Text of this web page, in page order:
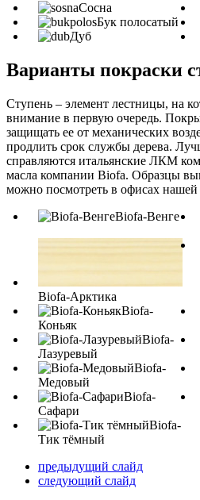
Сосна
Бук полосатый
Дуб
Варианты покраски
Ступень – элемент лестницы, на
внимание в первую очередь.
защищать ее от механических
продлить срок службы дерева.
справляются итальянские ЛКМ
масла компании Biofa. Образцы
можно посмотреть в офисах
Biofa-Венге
Biofa-Арктика
Biofa-
Коньяк
Biofa-
Лазуревый
Biofa-
Медовый
Biofa-
Сафари
Biofa-
Тик тёмный
предыдущий слайд
следующий слайд